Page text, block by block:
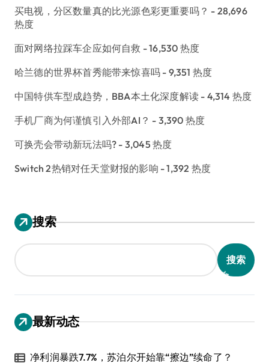
买电视，分区数量真的比光源色彩更重要吗？ - 28,696
热度
面对网络拉踩车企应如何自救 - 16,530 热度
哈兰德的世界杯首秀能带来惊喜吗 - 9,351 热度
中国特供车型成趋势，BBA本土化深度解读 - 4,314 热度
手机厂商为何谨慎引入外部AI？ - 3,390 热度
可换壳会带动新玩法吗? - 3,045 热度
Switch 2热销对任天堂财报的影响 - 1,392 热度
搜索
搜索
最新动态
净利润暴跌7.7%，苏泊尔开始靠“擦边”续命了？